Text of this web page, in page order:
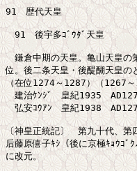
91　歴代天皇
91　後宇多ｺﾞｳﾀﾞ天皇
鎌倉中期の天皇。亀山天皇の
位。後二条天皇・後醍醐天皇の
（在位1274～1287）（1267
建治ｹﾝｼﾞ　皇紀1935　
弘安ｺｳｱﾝ　皇紀1938　
〔神皇正統記〕　第九十代、第
后藤原僖子ｷｼ（後に京極ｷｮｳｺﾞ
に改元。